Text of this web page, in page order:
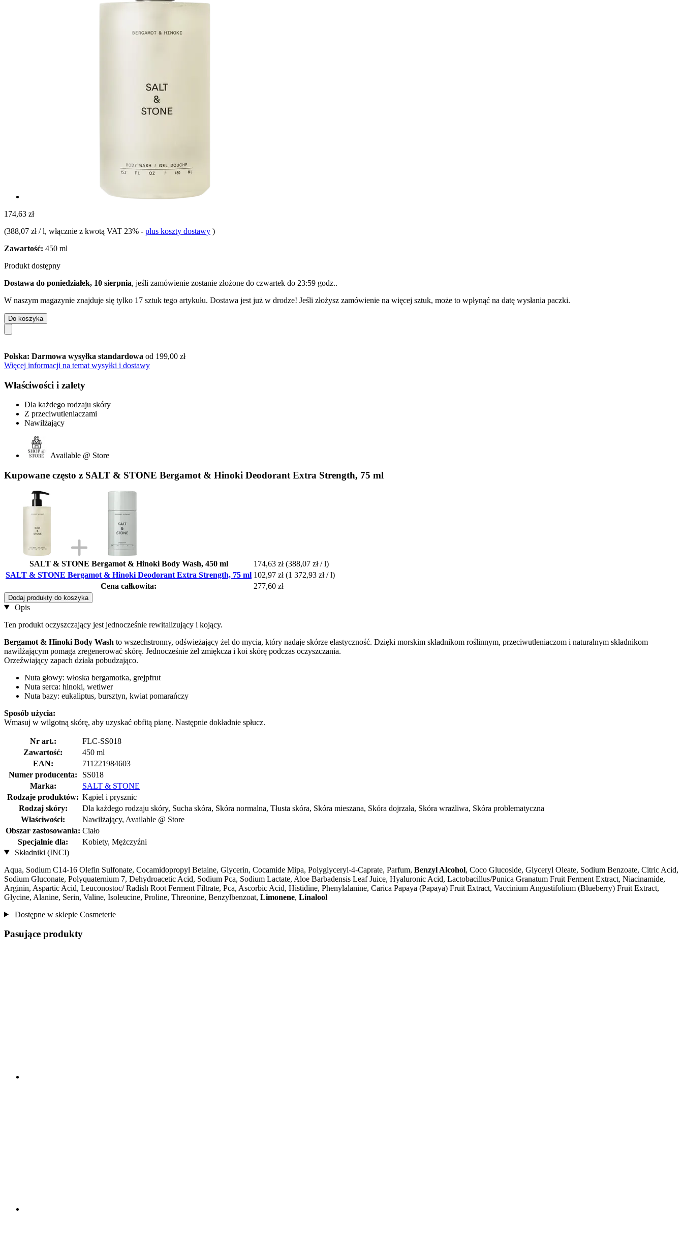
174,63 zł
(388,07 zł / l, włącznie z kwotą VAT 23% - plus koszty dostawy )
Zawartość: 450 ml
Produkt dostępny
Dostawa do poniedziałek, 10 sierpnia, jeśli zamówienie zostanie złożone do czwartek do 23:59 godz..
W naszym magazynie znajduje się tylko 17 sztuk tego artykułu. Dostawa jest już w drodze! Jeśli złożysz zamówienie na więcej sztuk, może to wpłynąć na datę wysłania paczki.
Do koszyka
Polska: Darmowa wysyłka standardowa od 199,00 zł
Więcej informacji na temat wysyłki i dostawy
Właściwości i zalety
Dla każdego rodzaju skóry
Z przeciwutleniaczami
Nawilżający
Available @ Store
Kupowane często z SALT & STONE Bergamot & Hinoki Deodorant Extra Strength, 75 ml
SALT & STONE Bergamot & Hinoki Body Wash, 450 ml 174,63 zł (388,07 zł / l)
SALT & STONE Bergamot & Hinoki Deodorant Extra Strength, 75 ml 102,97 zł (1 372,93 zł / l)
Cena całkowita:
277,60 zł
Dodaj produkty do koszyka
Opis
Ten produkt oczyszczający jest jednocześnie rewitalizujący i kojący.
Bergamot & Hinoki Body Wash to wszechstronny, odświeżający żel do mycia, który nadaje skórze elastyczność. Dzięki morskim składnikom roślinnym, przeciwutleniaczom i naturalnym składnikom
nawilżającym pomaga zregenerować skórę. Jednocześnie żel zmiękcza i koi skórę podczas oczyszczania.
Orzeźwiający zapach działa pobudzająco.
Nuta głowy: włoska bergamotka, grejpfrut
Nuta serca: hinoki, wetiwer
Nuta bazy: eukaliptus, bursztyn, kwiat pomarańczy
Sposób użycia:
Wmasuj w wilgotną skórę, aby uzyskać obfitą pianę. Następnie dokładnie spłucz.
Nr art.:
FLC-SS018
Zawartość:
450 ml
EAN:
711221984603
Numer producenta:
SS018
Marka:
SALT & STONE
Rodzaje produktów: Kąpiel i prysznic
Rodzaj skóry:
Dla każdego rodzaju skóry, Sucha skóra, Skóra normalna, Tłusta skóra, Skóra mieszana, Skóra dojrzała, Skóra wrażliwa, Skóra problematyczna
Właściwości:
Nawilżający, Available @ Store
Obszar zastosowania: Ciało
Specjalnie dla:
Kobiety, Mężczyźni
Składniki (INCI)
Aqua, Sodium C14-16 Olefin Sulfonate, Cocamidopropyl Betaine, Glycerin, Cocamide Mipa, Polyglyceryl-4-Caprate, Parfum, Benzyl Alcohol, Coco Glucoside, Glyceryl Oleate, Sodium Benzoate, Citric Acid,
Sodium Gluconate, Polyquaternium 7, Dehydroacetic Acid, Sodium Pca, Sodium Lactate, Aloe Barbadensis Leaf Juice, Hyaluronic Acid, Lactobacillus/Punica Granatum Fruit Ferment Extract, Niacinamide,
Arginin, Aspartic Acid, Leuconostoc/ Radish Root Ferment Filtrate, Pca, Ascorbic Acid, Histidine, Phenylalanine, Carica Papaya (Papaya) Fruit Extract, Vaccinium Angustifolium (Blueberry) Fruit Extract,
Glycine, Alanine, Serin, Valine, Isoleucine, Proline, Threonine, Benzylbenzoat, Limonene, Linalool
Dostępne w sklepie Cosmeterie
Pasujące produkty